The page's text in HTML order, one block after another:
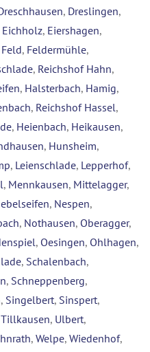
, Dreslingen,
Eichholz, Eiershagen,
Feld, Feldermühle,
, Reichshof Hahn,
, Halsterbach, Hamig,
, Reichshof Hassel,
, Heienbach, Heikausen,
, Hunsheim,
, Leienschlade, Lepperhof,
, Mennkausen, Mittelagger,
, Nespen,
, Nothausen, Oberagger,
, Oesingen, Ohlhagen,
, Schalenbach,
, Schneppenberg,
, Singelbert, Sinspert,
Tillkausen, Ulbert,
, Welpe, Wiedenhof,